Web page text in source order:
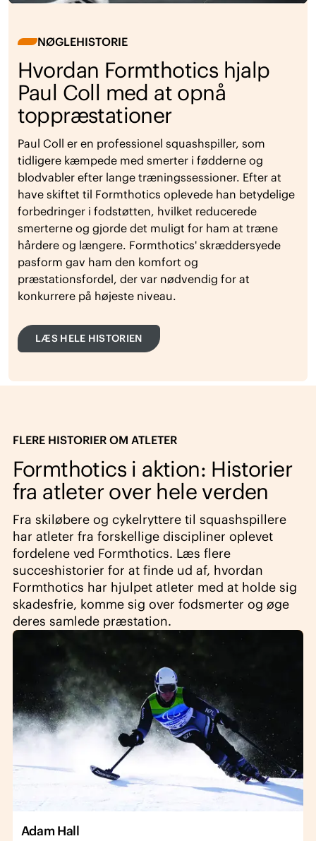
NØGLEHISTORIE
Hvordan Formthotics hjalp
Paul Coll med at opnå
toppræstationer
Paul Coll er en professionel squashspiller, som
tidligere kæmpede med smerter i fødderne og
blodvabler efter lange træningssessioner. Efter at
have skiftet til Formthotics oplevede han betydelige
forbedringer i fodstøtten, hvilket reducerede
smerterne og gjorde det muligt for ham at træne
hårdere og længere. Formthotics' skræddersyede
pasform gav ham den komfort og
præstationsfordel, der var nødvendig for at
konkurrere på højeste niveau.
LÆS HELE HISTORIEN
FLERE HISTORIER OM ATLETER
Formthotics i aktion: Historier
fra atleter over hele verden
Fra skiløbere og cykelryttere til squashspillere
har atleter fra forskellige discipliner oplevet
fordelene ved Formthotics. Læs flere
succeshistorier for at finde ud af, hvordan
Formthotics har hjulpet atleter med at holde sig
skadesfrie, komme sig over fodsmerter og øge
deres samlede præstation.
Adam Hall